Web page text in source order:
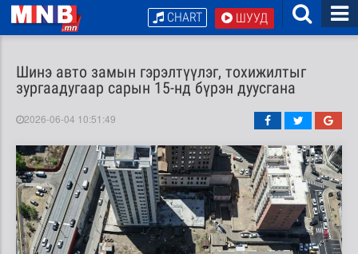
ШУУД
CHART
Шинэ авто замын гэрэлтүүлэг, тохижилтыг
зургаадугаар сарын 15-нд бүрэн дуусгана
2026-06-04 10:51:49